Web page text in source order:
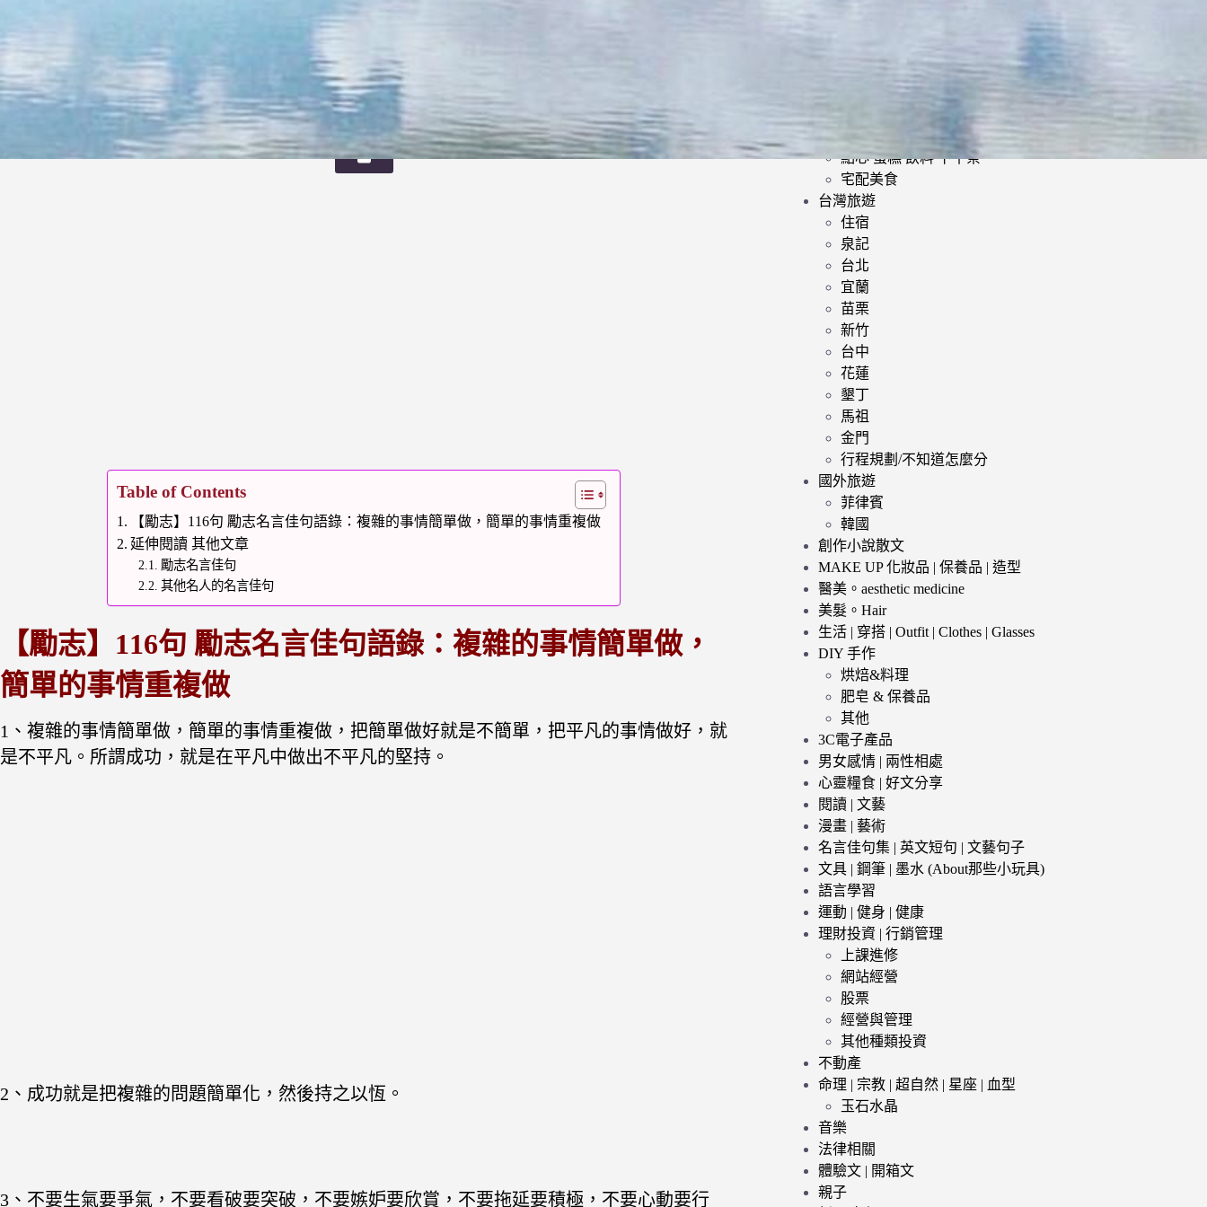
Table of Contents
【勵志】116句 勵志名言佳句語錄：複雜的事情簡單做，簡單的事情重複做
延伸閱讀 其他文章
勵志名言佳句
其他名人的名言佳句
【勵志】116句 勵志名言佳句語錄：複雜的事情簡單做，
簡單的事情重複做
1、複雜的事情簡單做，簡單的事情重複做，把簡單做好就是不簡單，把平凡的事情做好，就
是不平凡。所謂成功，就是在平凡中做出不平凡的堅持。
2、成功就是把複雜的問題簡單化，然後持之以恆。
3、不要生氣要爭氣，不要看破要突破，不要嫉妒要欣賞，不要拖延要積極，不要心動要行
小酌 | 餐酒館
其他異國料理
鍋類 | 火鍋 麻辣鍋 鴛鴦鍋
點心 蛋糕 飲料 下午茶
宅配美食
台灣旅遊
住宿
泉記
台北
宜蘭
苗栗
新竹
台中
花蓮
墾丁
馬祖
金門
行程規劃/不知道怎麼分
國外旅遊
菲律賓
韓國
創作小說散文
MAKE UP 化妝品 | 保養品 | 造型
醫美。aesthetic medicine
美髮。Hair
生活 | 穿搭 | Outfit | Clothes | Glasses
DIY 手作
烘焙&料理
肥皂 & 保養品
其他
3C電子產品
男女感情 | 兩性相處
心靈糧食 | 好文分享
閱讀 | 文藝
漫畫 | 藝術
名言佳句集 | 英文短句 | 文藝句子
文具 | 鋼筆 | 墨水 (About那些小玩具)
語言學習
運動 | 健身 | 健康
理財投資 | 行銷管理
上課進修
網站經營
股票
經營與管理
其他種類投資
不動產
命理 | 宗教 | 超自然 | 星座 | 血型
玉石水晶
音樂
法律相關
體驗文 | 開箱文
親子